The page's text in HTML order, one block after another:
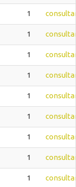
1
1
1
1
1
1
1
1
1